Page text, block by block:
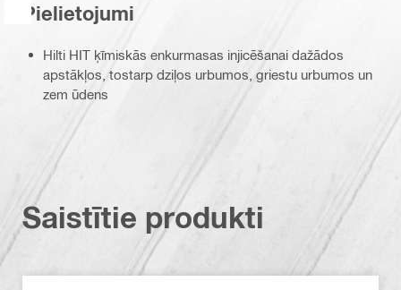
Pielietojumi
Hilti HIT ķīmiskās enkurmasas injicēšanai dažādos
apstākļos, tostarp dziļos urbumos, griestu urbumos un
zem ūdens
Saistītie produkti